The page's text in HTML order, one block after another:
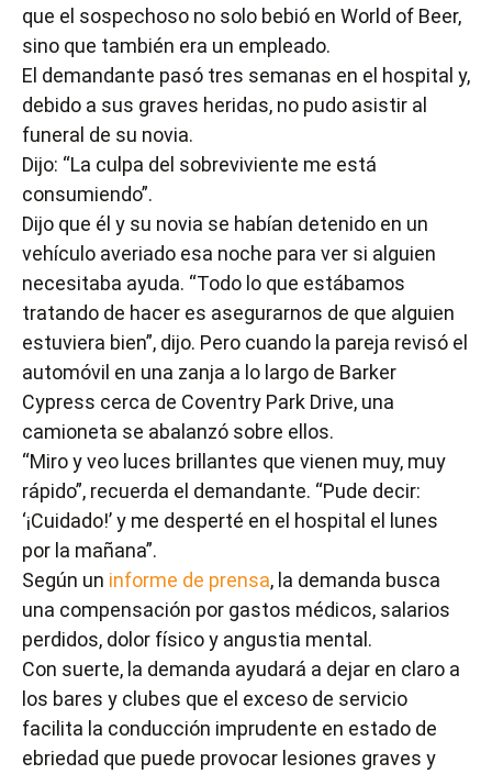
que el sospechoso no solo bebió en World of Beer,
sino que también era un empleado.
El demandante pasó tres semanas en el hospital y,
debido a sus graves heridas, no pudo asistir al
funeral de su novia.
Dijo: “La culpa del sobreviviente me está
consumiendo”.
Dijo que él y su novia se habían detenido en un
vehículo averiado esa noche para ver si alguien
necesitaba ayuda. “Todo lo que estábamos
tratando de hacer es asegurarnos de que alguien
estuviera bien”, dijo. Pero cuando la pareja revisó el
automóvil en una zanja a lo largo de Barker
Cypress cerca de Coventry Park Drive, una
camioneta se abalanzó sobre ellos.
“Miro y veo luces brillantes que vienen muy, muy
rápido”, recuerda el demandante. “Pude decir:
‘¡Cuidado!’ y me desperté en el hospital el lunes
por la mañana”.
Según un informe de prensa, la demanda busca
una compensación por gastos médicos, salarios
perdidos, dolor físico y angustia mental.
Con suerte, la demanda ayudará a dejar en claro a
los bares y clubes que el exceso de servicio
facilita la conducción imprudente en estado de
ebriedad que puede provocar lesiones graves y